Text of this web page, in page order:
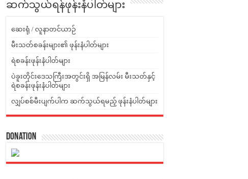
ဆက်သွယ်ရန်ဖုန်းနံပါတ်များ
ဆေးရုံ / လူနာတင်ယာဉ်
မီးသတ်စခန်းများ၏ ဖုန်းနံပါတ်များ
ရဲစခန်းဖုန်းနံပါတ်များ
ပဲခူးတိုင်းဒေသကြီးအတွင်းရှိ အမြန်လမ်း မီးသတ်နှင့်
ရဲစခန်းဖုန်းနံပါတ်များ
လျှပ်စစ်မီးပျက်ပါက ဆက်သွယ်ရမည့် ဖုန်းနံပါတ်များ
Donation